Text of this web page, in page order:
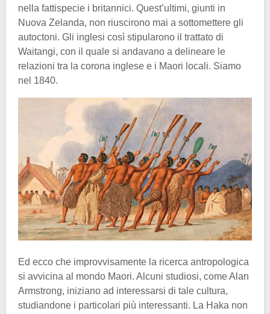
nella fattispecie i britannici. Quest’ultimi, giunti in
Nuova Zelanda, non riuscirono mai a sottomettere gli
autoctoni. Gli inglesi così stipularono il trattato di
Waitangi, con il quale si andavano a delineare le
relazioni tra la corona inglese e i Maori locali. Siamo
nel 1840.
Ed ecco che improvvisamente la ricerca antropologica
si avvicina al mondo Maori. Alcuni studiosi, come Alan
Armstrong, iniziano ad interessarsi di tale cultura,
studiandone i particolari più interessanti. La Haka non